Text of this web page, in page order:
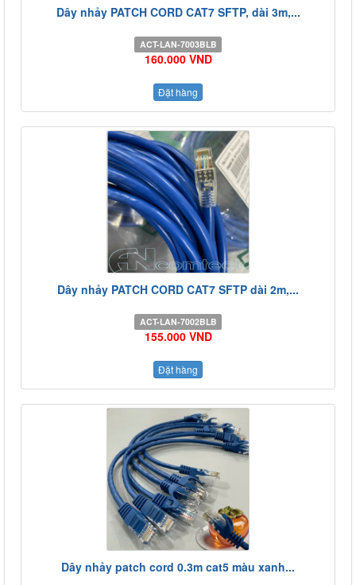
Dây nhảy PATCH CORD CAT7 SFTP, dài 3m,...
ACT-LAN-7003BLB
160.000 VND
Đặt hàng
Dây nhảy PATCH CORD CAT7 SFTP dài 2m,...
ACT-LAN-7002BLB
155.000 VND
Đặt hàng
Dây nhảy patch cord 0.3m cat5 màu xanh...